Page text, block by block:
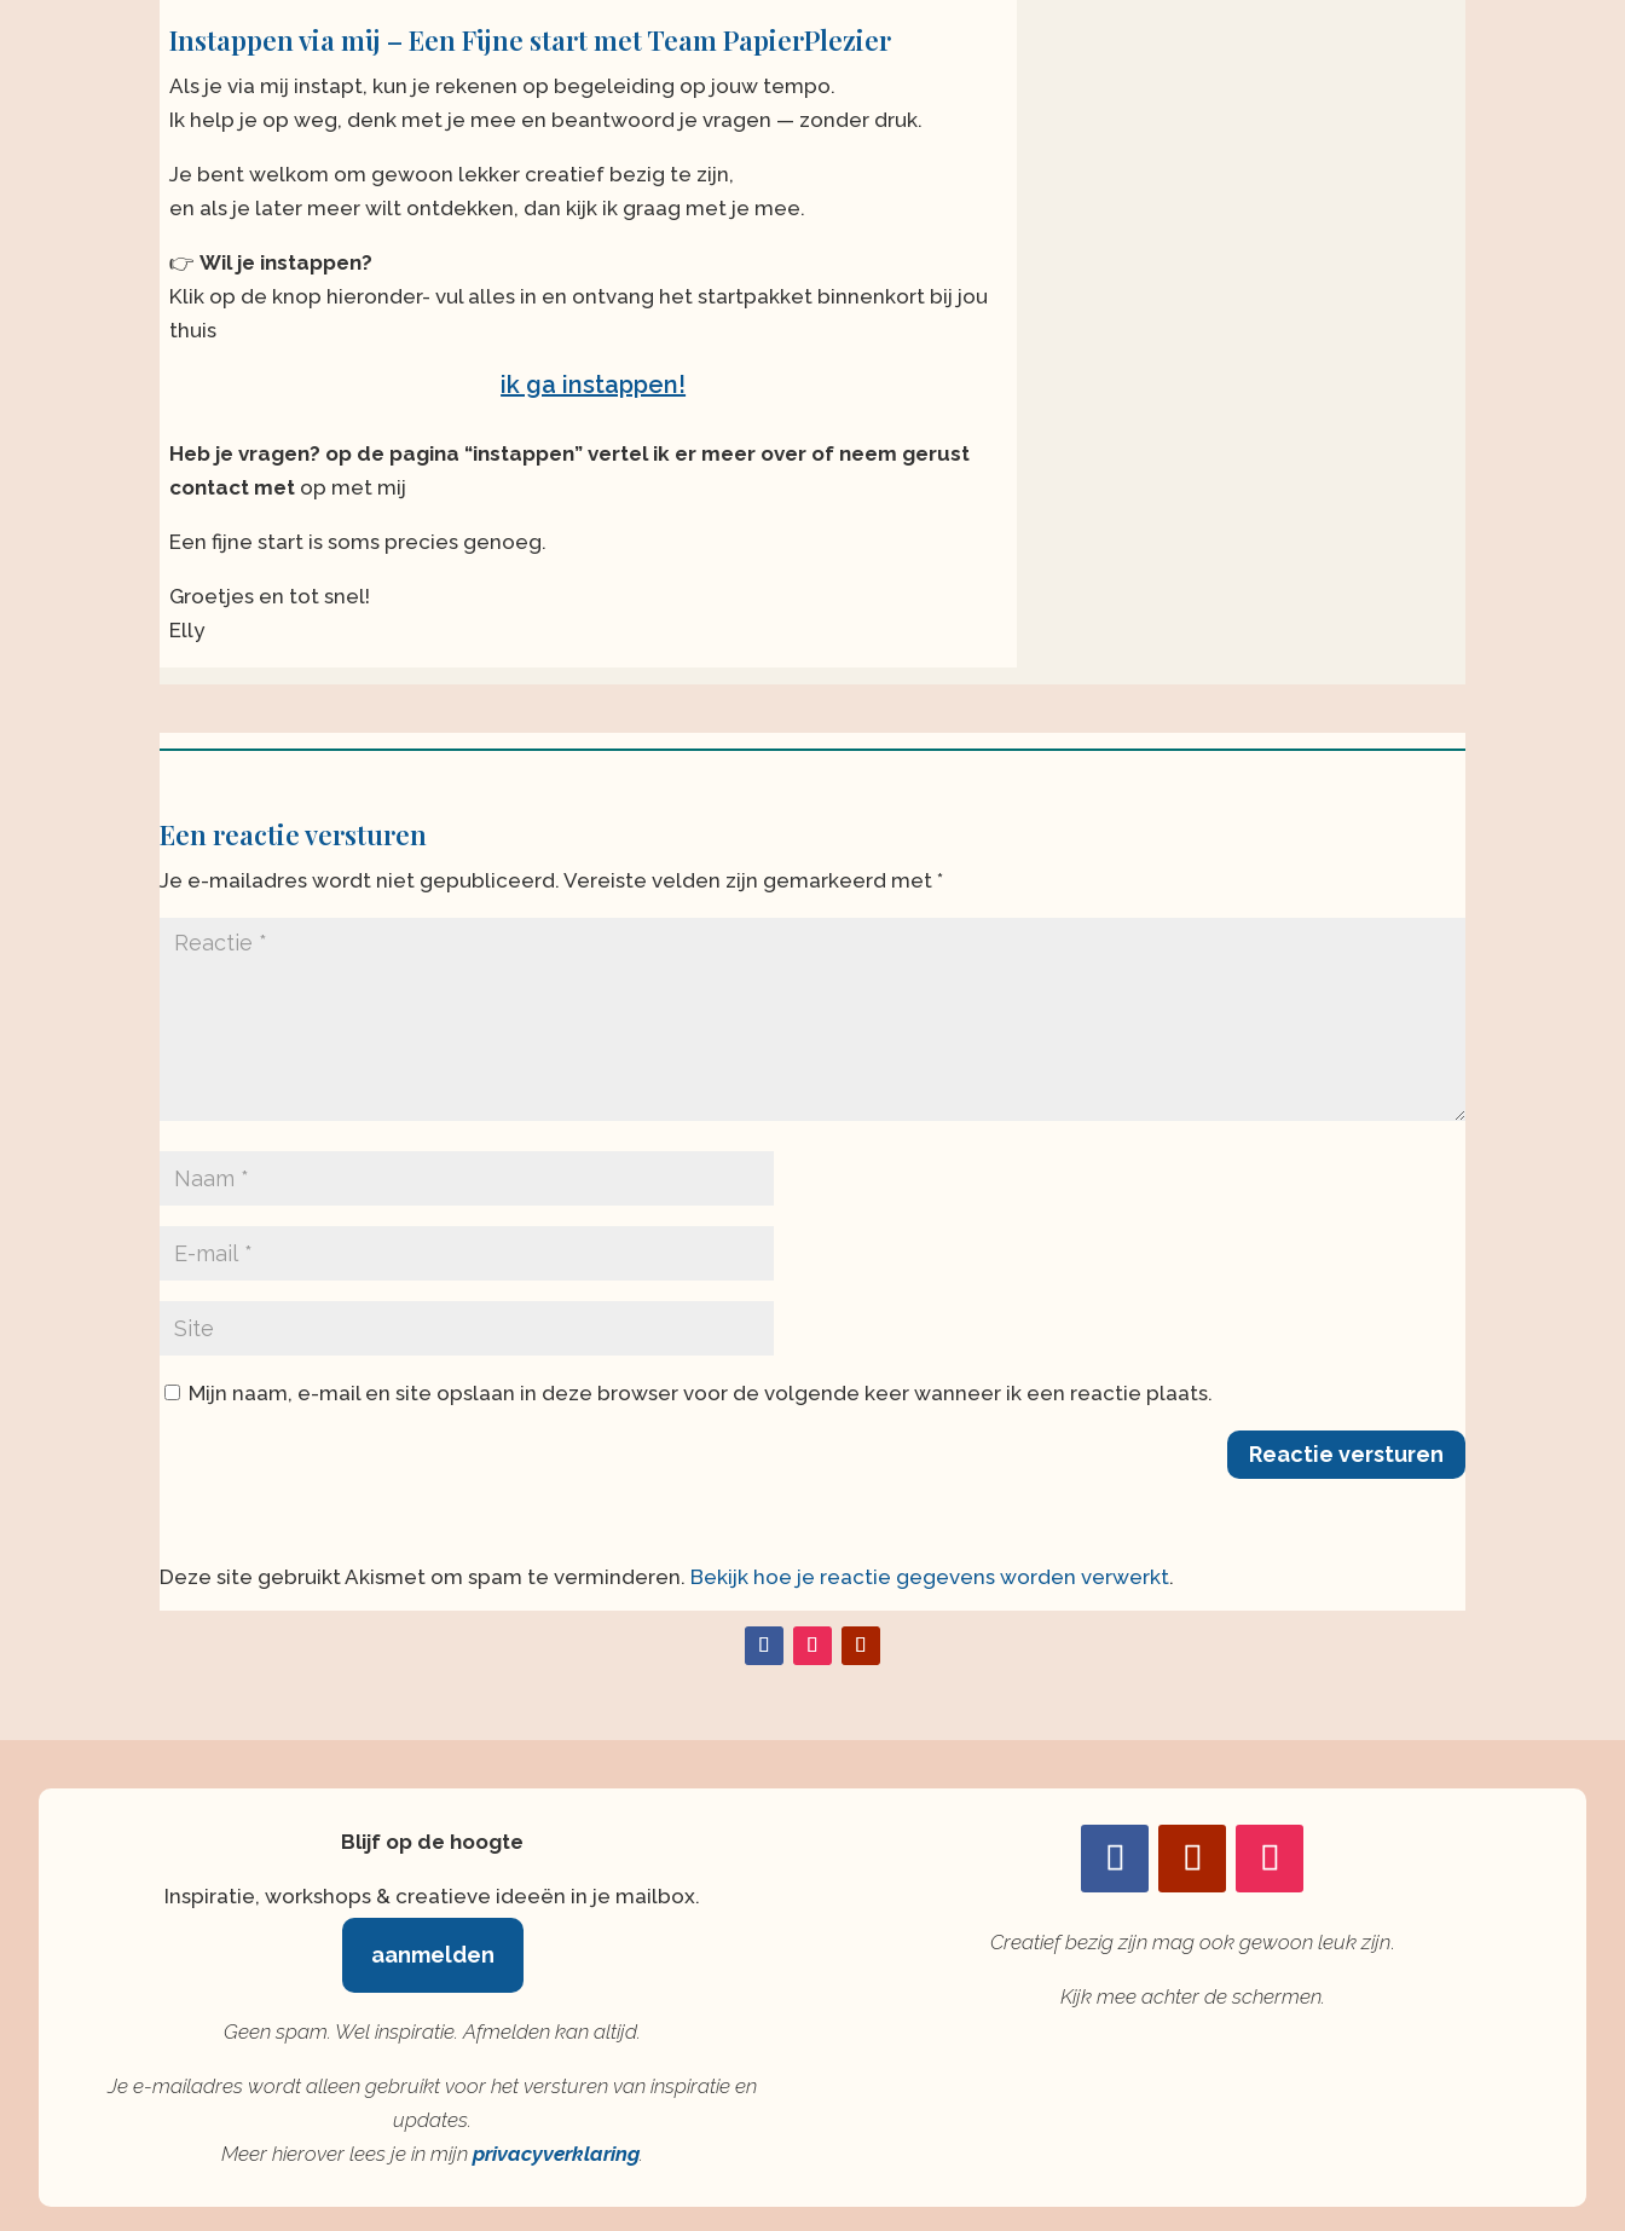
Instappen via mij – Een Fijne start met Team PapierPlezier
Als je via mij instapt, kun je rekenen op begeleiding op jouw tempo.
Ik help je op weg, denk met je mee en beantwoord je vragen — zonder druk.
Je bent welkom om gewoon lekker creatief bezig te zijn,
en als je later meer wilt ontdekken, dan kijk ik graag met je mee.
👉 Wil je instappen?
Klik op de knop hieronder- vul alles in en ontvang het startpakket binnenkort bij jou
thuis
ik ga instappen!
Heb je vragen? op de pagina “instappen” vertel ik er meer over of neem gerust
contact met op met mij
Een fijne start is soms precies genoeg.
Groetjes en tot snel!
Elly
Een reactie versturen
Je e-mailadres wordt niet gepubliceerd. Vereiste velden zijn gemarkeerd met *
Mijn naam, e-mail en site opslaan in deze browser voor de volgende keer wanneer ik een reactie plaats.
Reactie versturen
Deze site gebruikt Akismet om spam te verminderen. Bekijk hoe je reactie gegevens worden verwerkt.
Blijf op de hoogte
Inspiratie, workshops & creatieve ideeën in je mailbox.
aanmelden
Geen spam. Wel inspiratie. Afmelden kan altijd.
Je e-mailadres wordt alleen gebruikt voor het versturen van inspiratie en
updates.
Meer hierover lees je in mijnprivacyverklaring
Creatief bezig zijn mag ook gewoon leuk zijn.
Kijk mee achter de schermen.